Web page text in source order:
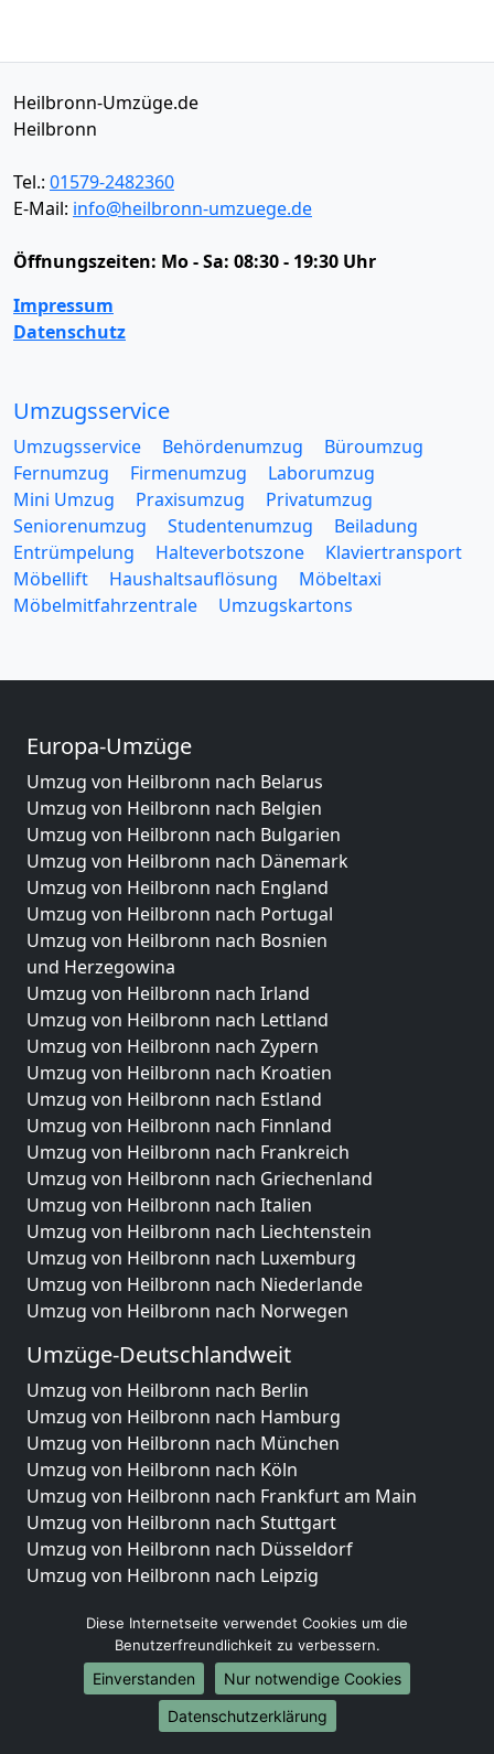
Heilbronn-Umzüge.de
Heilbronn
Tel.: 01579-2482360
E-Mail: info@heilbronn-umzuege.de
Öffnungszeiten: Mo - Sa: 08:30 - 19:30 Uhr
Impressum
Datenschutz
Umzugsservice
Umzugsservice Behördenumzug
Büroumzug
Fernumzug
Firmenumzug
Laborumzug
Mini Umzug
Praxisumzug
Privatumzug
Seniorenumzug
Studentenumzug
Beiladung
Entrümpelung
Halteverbotszone
Klaviertransport
Möbellift
Haushaltsauflösung
Möbeltaxi
Möbelmitfahrzentrale
Umzugskartons
Europa-Umzüge
Umzug von Heilbronn nach Belarus
Umzug von Heilbronn nach Belgien
Umzug von Heilbronn nach Bulgarien
Umzug von Heilbronn nach Dänemark
Umzug von Heilbronn nach England
Umzug von Heilbronn nach Portugal
Umzug von Heilbronn nach Bosnien
und Herzegowina
Umzug von Heilbronn nach Irland
Umzug von Heilbronn nach Lettland
Umzug von Heilbronn nach Zypern
Umzug von Heilbronn nach Kroatien
Umzug von Heilbronn nach Estland
Umzug von Heilbronn nach Finnland
Umzug von Heilbronn nach Frankreich
Umzug von Heilbronn nach Griechenland
Umzug von Heilbronn nach Italien
Umzug von Heilbronn nach Liechtenstein
Umzug von Heilbronn nach Luxemburg
Umzug von Heilbronn nach Niederlande
Umzug von Heilbronn nach Norwegen
Umzüge-Deutschlandweit
Umzug von Heilbronn nach Berlin
Umzug von Heilbronn nach Hamburg
Umzug von Heilbronn nach München
Umzug von Heilbronn nach Köln
Umzug von Heilbronn nach Frankfurt am Main
Umzug von Heilbronn nach Stuttgart
Umzug von Heilbronn nach Düsseldorf
Umzug von Heilbronn nach Leipzig
Umzug von Heilbronn nach Essen
Umzug von Heilbronn nach Bremen
Umzug von Heilbronn nach Dresden
Umzug von Heilbronn nach Hannover
Umzug von Heilbronn nach Nürnberg
Diese Internetseite verwendet Cookies um die
Benutzerfreundlichkeit zu verbessern.
Einverstanden
Nur notwendige Cookies
Datenschutzerklärung